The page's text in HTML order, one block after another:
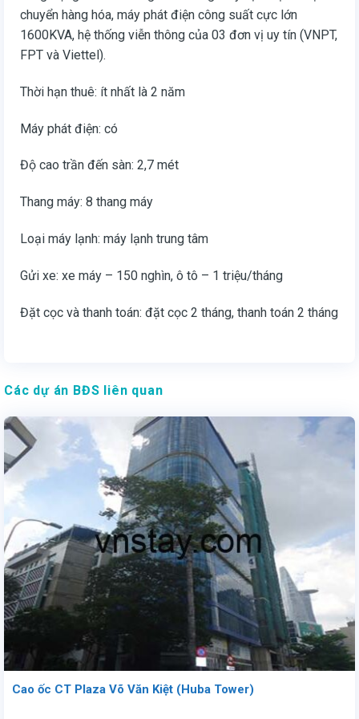
chuyển hàng hóa, máy phát điện công suất cực lớn
1600KVA, hệ thống viễn thông của 03 đơn vị uy tín (VNPT,
FPT và Viettel).
Thời hạn thuê: ít nhất là 2 năm
Máy phát điện: có
Độ cao trần đến sàn: 2,7 mét
Thang máy: 8 thang máy
Loại máy lạnh: máy lạnh trung tâm
Gửi xe: xe máy – 150 nghìn, ô tô – 1 triệu/tháng
Đặt cọc và thanh toán: đặt cọc 2 tháng, thanh toán 2 tháng
Các dự án BĐS liên quan
Cao ốc CT Plaza Võ Văn Kiệt (Huba Tower)